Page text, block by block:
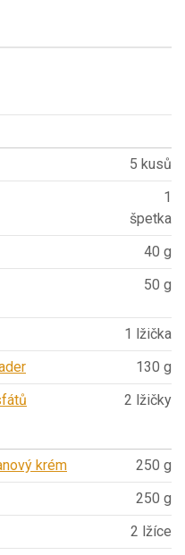
5 kusů
1
špetka
40 g
50 g
1 lžička
130 g
2 lžičky
krém
250 g
250 g
2 lžíce